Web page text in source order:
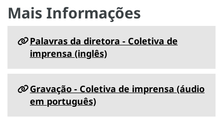
Mais Informações
Palavras da diretora - Coletiva de
imprensa (inglês)
Gravação - Coletiva de imprensa (áudio
em português)